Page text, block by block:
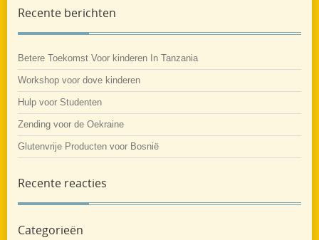
Recente berichten
Betere Toekomst Voor kinderen In Tanzania
Workshop voor dove kinderen
Hulp voor Studenten
Zending voor de Oekraine
Glutenvrije Producten voor Bosnië
Recente reacties
Categorieën